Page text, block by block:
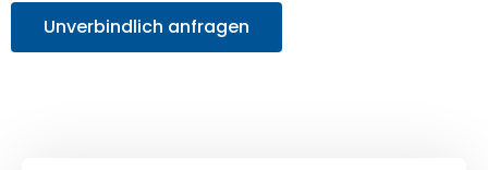
Unverbindlich anfragen